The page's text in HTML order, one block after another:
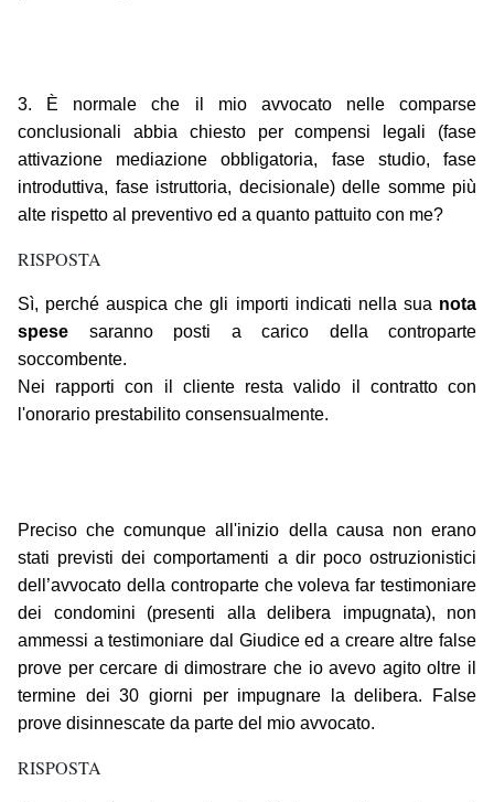
3. È normale che il mio avvocato nelle comparse
conclusionali abbia chiesto per compensi legali (fase
attivazione mediazione obbligatoria, fase studio, fase
introduttiva, fase istruttoria, decisionale) delle somme più
alte rispetto al preventivo ed a quanto pattuito con me?
RISPOSTA
Sì, perché auspica che gli importi indicati nella sua nota
spese saranno posti a carico della controparte
soccombente.
Nei rapporti con il cliente resta valido il contratto con
l'onorario prestabilito consensualmente.
Preciso che comunque all'inizio della causa non erano
stati previsti dei comportamenti a dir poco ostruzionistici
dell’avvocato della controparte che voleva far testimoniare
dei condomini (presenti alla delibera impugnata), non
ammessi a testimoniare dal Giudice ed a creare altre false
prove per cercare di dimostrare che io avevo agito oltre il
termine dei 30 giorni per impugnare la delibera. False
prove disinnescate da parte del mio avvocato.
RISPOSTA